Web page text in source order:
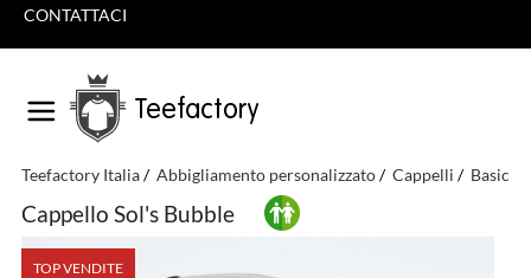
CONTATTACI
Teefactory
Teefactory Italia Abbigliamento personalizzato Cappelli Basic
Cappello Sol's Bubble
TOP VENDITE